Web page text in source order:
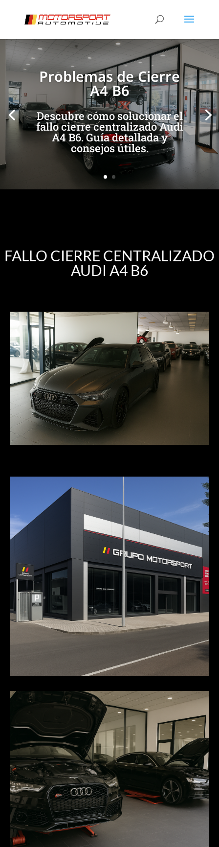
Problemas de Cierre
A4 B6
Descubre cómo solucionar el
fallo cierre centralizado Audi
A4 B6. Guía detallada y
consejos útiles.
[/et_pb_slide] [/et_pb_slide]
FALLO CIERRE CENTRALIZADO
AUDI A4 B6